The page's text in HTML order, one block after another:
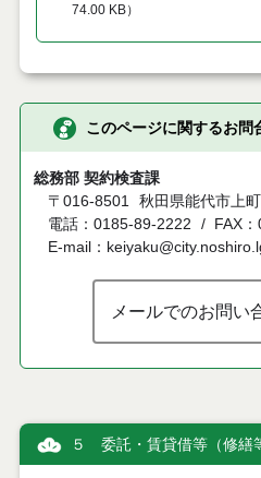
74.00 KB）
このページに関するお問
総務部 契約検査課
〒016-8501
秋田県能代市上
電話：0185-89-2222
FAX
E-mail：
メールでのお問い
５ 委託・賃貸借等（修繕